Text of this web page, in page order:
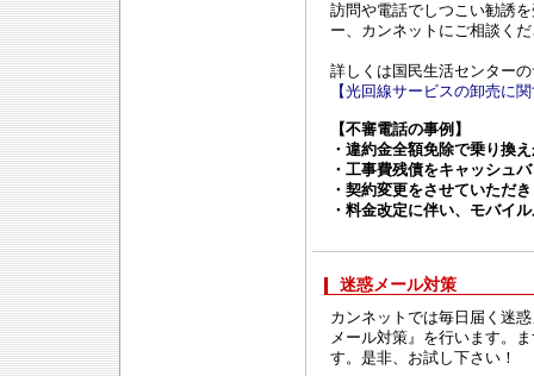
訪問や電話でしつこい勧誘
ー、カンネットにご相談く
詳しくは国民生活センター
【光回線サービスの卸売に
【不審電話の事例】
・違約金全額免除で乗り換
・工事費残債をキャッシュ
・契約変更をさせていただ
・料金改定に伴い、モバイ
迷惑メール対策
カンネットでは毎日届く迷
メール対策』を行います。
す。是非、お試し下さい！